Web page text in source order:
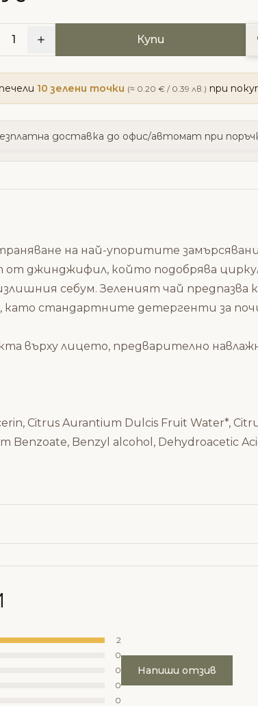
1 Купи
10 зелени точки (≈ 0.20 € / 0.39 лв.) при
доставка до офис/автомат при
на най-упоритите
от джинджифил, който подобрява
себум. Зеленият чай предпазва
като стандартните детергенти за
върху лицето, предварително
Citrus Aurantium Dulcis Fruit Water*,
Benzoate, Benzyl alcohol, Dehydroacetic
2
0
0
0
0
Напиши отзив